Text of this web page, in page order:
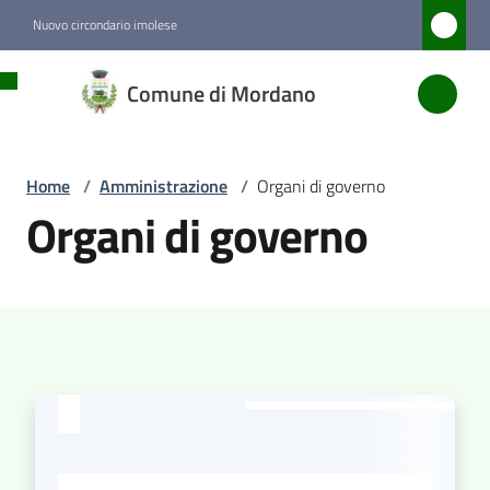
Nuovo circondario imolese
Comune di Mordano
di
Amministrazione
Menu selezionato
Home / Amministrazione / Organi di governo
Organi di governo